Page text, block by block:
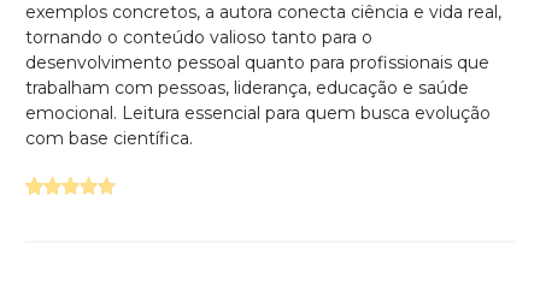
exemplos concretos, a autora conecta ciência e vida real,
tornando o conteúdo valioso tanto para o
desenvolvimento pessoal quanto para profissionais que
trabalham com pessoas, liderança, educação e saúde
emocional. Leitura essencial para quem busca evolução
com base científica.